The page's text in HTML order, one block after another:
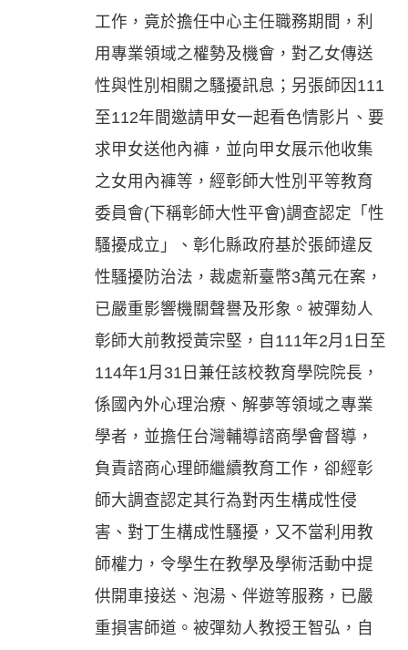
工作，竟於擔任中心主任職務期間，利
用專業領域之權勢及機會，對乙女傳送
性與性別相關之騷擾訊息；另張師因111
至112年間邀請甲女一起看色情影片、要
求甲女送他內褲，並向甲女展示他收集
之女用內褲等，經彰師大性別平等教育
委員會(下稱彰師大性平會)調查認定「性
騷擾成立」、彰化縣政府基於張師違反
性騷擾防治法，裁處新臺幣3萬元在案，
已嚴重影響機關聲譽及形象。被彈劾人
彰師大前教授黃宗堅，自111年2月1日至
114年1月31日兼任該校教育學院院長，
係國內外心理治療、解夢等領域之專業
學者，並擔任台灣輔導諮商學會督導，
負責諮商心理師繼續教育工作，卻經彰
師大調查認定其行為對丙生構成性侵
害、對丁生構成性騷擾，又不當利用教
師權力，令學生在教學及學術活動中提
供開車接送、泡湯、伴遊等服務，已嚴
重損害師道。被彈劾人教授王智弘，自